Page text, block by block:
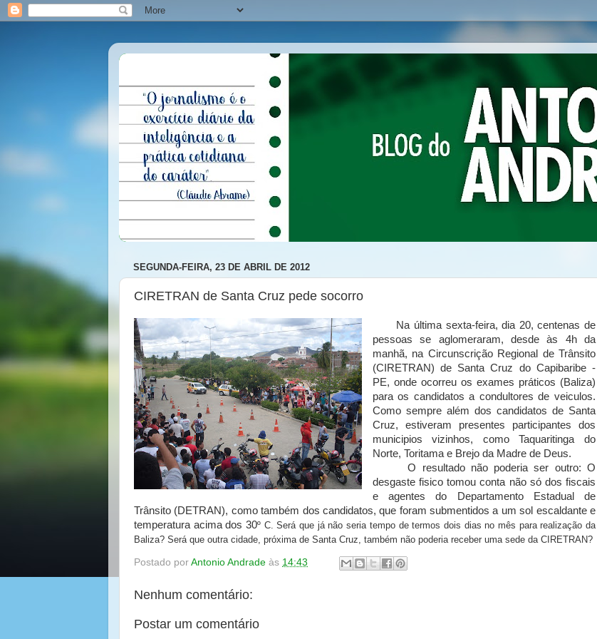
SEGUNDA-FEIRA, 23 DE ABRIL DE 2012
CIRETRAN de Santa Cruz pede socorro
Na última sexta-feira, dia 20, centenas de
pessoas se aglomeraram, desde às 4h da
manhã, na Circunscrição Regional de Trânsito
(CIRETRAN) de Santa Cruz do Capibaribe -
PE, onde ocorreu os exames práticos (Baliza)
para os candidatos a condultores de veiculos.
Como sempre além dos candidatos de Santa
Cruz, estiveram presentes participantes dos
municipios vizinhos, como Taquaritinga do
Norte, Toritama e Brejo da Madre de Deus.
O resultado não poderia ser outro: O
desgaste fisico tomou conta não só dos fiscais
e agentes do Departamento Estadual de
Trânsito (DETRAN), como também dos candidatos, que foram submentidos a um sol escaldante e
temperatura acima dos 30º C. Será que já não seria tempo de termos dois dias no mês para realização da
Baliza? Será que outra cidade, próxima de Santa Cruz, também não poderia receber uma sede da CIRETRAN?
Postado por Antonio Andrade às 14:43
Nenhum comentário:
Postar um comentário